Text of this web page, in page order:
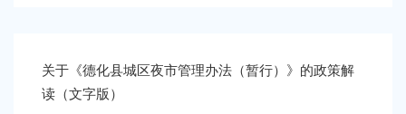
关于《德化县城区夜市管理办法（暂行）》的政策解
读（文字版）